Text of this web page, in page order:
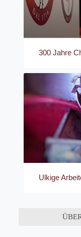
300 Jahre
Ulkige